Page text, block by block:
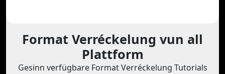
Format Verréckelung vun all
Plattform
Gesinn verfügbare Format Verréckelung Tutorials